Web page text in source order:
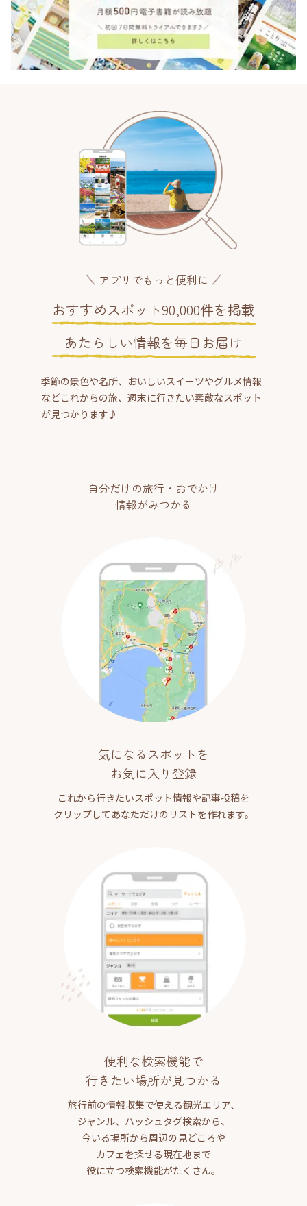
アプリでもっと便利に
おすすめスポット90,000件を掲載
あたらしい情報を毎日お届け
季節の景色や名所、おいしいスイーツやグルメ情報
などこれからの旅、週末に行きたい素敵なスポット
が見つかります♪
自分だけの旅行・おでかけ
情報がみつかる
気になるスポットを
お気に入り登録
これから行きたいスポット情報や記事投稿を
クリップしてあなただけのリストを作れます。
便利な検索機能で
行きたい場所が見つかる
旅行前の情報収集で使える観光エリア、
ジャンル、ハッシュタグ検索から、
今いる場所から周辺の見どころや
カフェを探せる現在地まで
役に立つ検索機能がたくさん。